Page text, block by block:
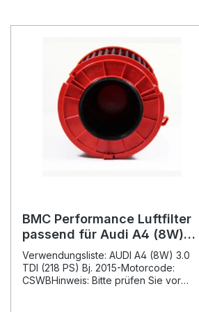
BMC Performance Luftfilter
passend für Audi A4 (8W)
3.0 TDI (218 PS) Bj. 2015-
Verwendungsliste: AUDI A4 (8W) 3.0
TDI (218 PS) Bj. 2015-Motorcode:
CSWBHinweis: Bitte prüfen Sie vor